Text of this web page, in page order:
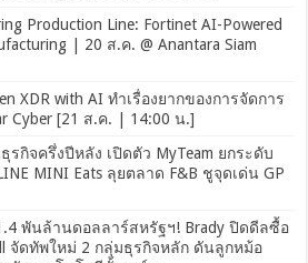
Production Line: Fortinet AI-Powered
| 20 ส.ค. @ Anantara Siam
XDR with AI ทำเรื่องยากของการจัดการ
Cyber [21 ส.ค. | 14:00 น.]
รกิจครึ่งปีหลัง เปิดตัว MyTeam ยกระดับ
MINI Eats ลุยตลาด F&B ชูจุดเด่น GP
พันล้านดอลลาร์สหรัฐฯ! Brady ปิดดีลซื้อ
จัดทัพใหม่ 2 กลุ่มธุรกิจหลัก ดันลูกหม้อ